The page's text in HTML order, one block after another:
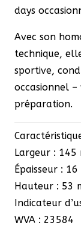
days
Avec son
technique,
sportive,
occasionnel
préparation.
Largeur : 145
Épaisseur : 16
Hauteur : 53
Indicateur
WVA : 23584